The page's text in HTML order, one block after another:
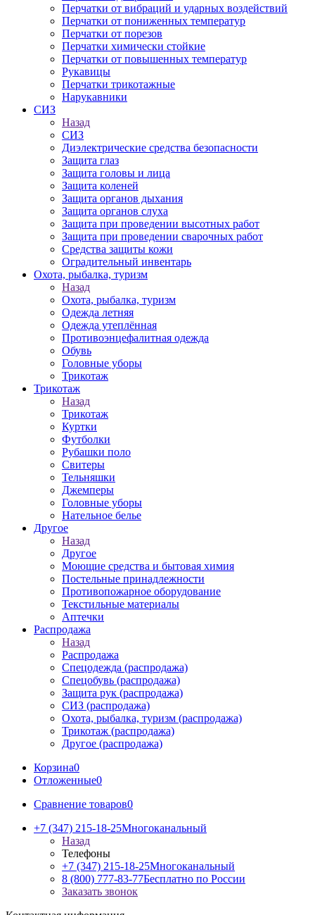
Перчатки от вибраций и ударных воздействий
Перчатки от пониженных температур
Перчатки от порезов
Перчатки химически стойкие
Перчатки от повышенных температур
Рукавицы
Перчатки трикотажные
Нарукавники
СИЗ
Назад
СИЗ
Диэлектрические средства безопасности
Защита глаз
Защита головы и лица
Защита коленей
Защита органов дыхания
Защита органов слуха
Защита при проведении высотных работ
Защита при проведении сварочных работ
Средства защиты кожи
Оградительный инвентарь
Охота, рыбалка, туризм
Назад
Охота, рыбалка, туризм
Одежда летняя
Одежда утеплённая
Противоэнцефалитная одежда
Обувь
Головные уборы
Трикотаж
Трикотаж
Назад
Трикотаж
Куртки
Футболки
Рубашки поло
Свитеры
Тельняшки
Джемперы
Головные уборы
Нательное белье
Другое
Назад
Другое
Моющие средства и бытовая химия
Постельные принадлежности
Противопожарное оборудование
Текстильные материалы
Аптечки
Распродажа
Назад
Распродажа
Спецодежда (распродажа)
Спецобувь (распродажа)
Защита рук (распродажа)
СИЗ (распродажа)
Охота, рыбалка, туризм (распродажа)
Трикотаж (распродажа)
Другое (распродажа)
Корзина0
Отложенные0
Сравнение товаров0
+7 (347) 215-18-25Многоканальный
Назад
Телефоны
+7 (347) 215-18-25Многоканальный
8 (800) 777-83-77Бесплатно по России
Заказать звонок